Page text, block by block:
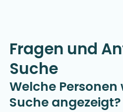
Fragen und
Suche
Welche
Suche angezeigt?